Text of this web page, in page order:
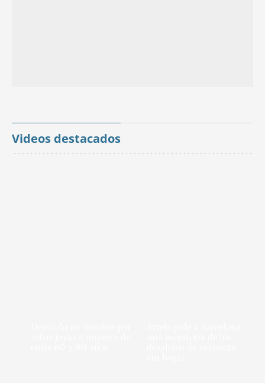
Videos destacados